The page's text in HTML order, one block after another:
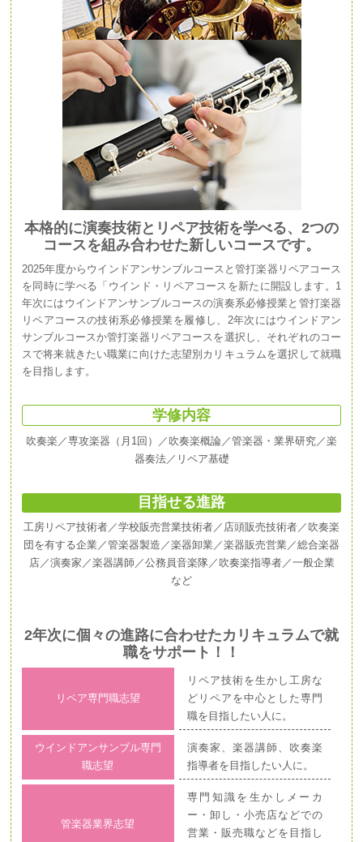
本格的に演奏技術とリペア技術を学べる、2つの
コースを組み合わせた新しいコースです。
2025年度からウインドアンサンブルコースと管打楽器リペアコース
を同時に学べる「ウインド・リペアコースを新たに開設します。1
年次にはウインドアンサンブルコースの演奏系必修授業と管打楽器
リペアコースの技術系必修授業を履修し、2年次にはウインドアン
サンブルコースか管打楽器リペアコースを選択し、それぞれのコー
スで将来就きたい職業に向けた志望別カリキュラムを選択して就職
を目指します。
学修内容
吹奏楽／専攻楽器（月1回）／吹奏楽概論／管楽器・業界研究／楽
器奏法／リペア基礎
目指せる進路
工房リペア技術者／学校販売営業技術者／店頭販売技術者／吹奏楽
団を有する企業／管楽器製造／楽器卸業／楽器販売営業／総合楽器
店／演奏家／楽器講師／公務員音楽隊／吹奏楽指導者／一般企業
など
2年次に個々の進路に合わせたカリキュラムで就
職をサポート！！
リペア専門職志望
リペア技術を生かし工房な
どリペアを中心とした専門
職を目指したい人に。
ウインドアンサンブル専門
職志望
演奏家、楽器講師、吹奏楽
指導者を目指したい人に。
管楽器業界志望
専門知識を生かしメーカ
ー・卸し・小売店などでの
営業・販売職などを目指し